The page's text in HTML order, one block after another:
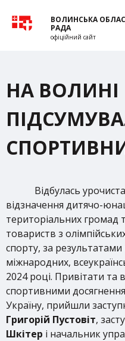
ВОЛИНСЬКА
РАДА
офіційний сайт
НА ВОЛИНІ
Відбулась
відзначення дитячо-
територіальних громад
товариств з
спорту, за результатами
міжнародних,
2024 році. Привітати та
спортивними
Україну, прийшли
Григорій Пустовіт,
Шкітер і начальник